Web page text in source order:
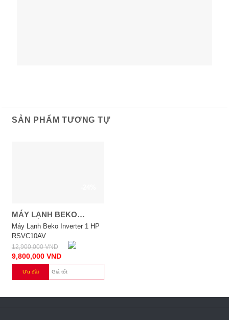
SẢN PHẨM TƯƠNG TỰ
MÁY LẠNH BEKO
INVERTER 1 HP
RSVC10AV
Máy Lạnh Beko Inverter 1 HP
RSVC10AV
12,900,000VND
9,800,000 VND
Ưu đãi Giá tốt